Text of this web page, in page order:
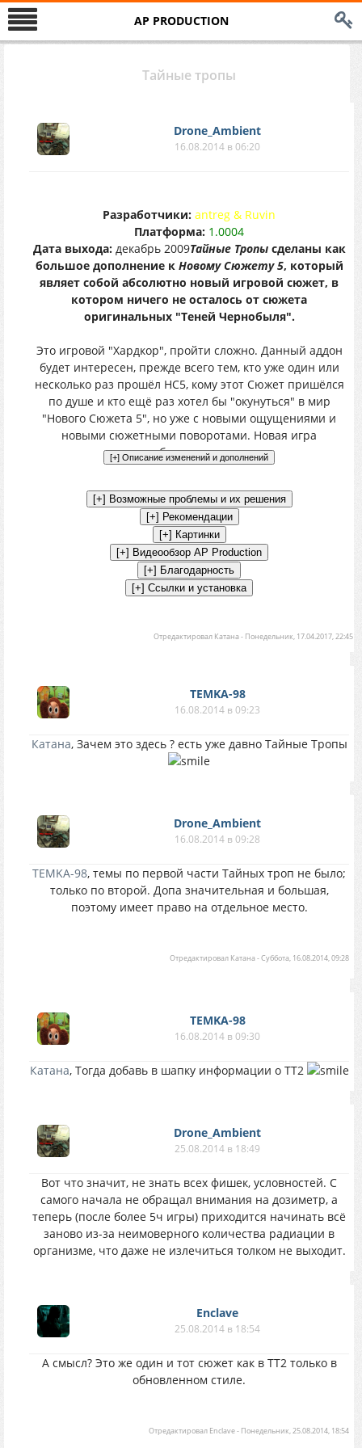
AP PRODUCTION
Тайные тропы
Drone_Ambient
16.08.2014 в 06:20
Разработчики: antreg & Ruvin
Платформа: 1.0004
Дата выхода:декабрь 2009Тайные Тропысделаны как
большое дополнение кНовому Сюжету 5, который
являет собой абсолютно новый игровой сюжет, в
котором ничего не осталось от сюжета
оригинальных "Теней Чернобыля".
Это игровой "Хардкор", пройти сложно. Данный аддон
будет интересен, прежде всего тем, кто уже один или
несколько раз прошёл НС5, кому этот Сюжет пришёлся
по душе и кто ещё раз хотел бы "окунуться" в мир
"Нового Сюжета 5", но уже с новыми ощущениями и
новыми сюжетными поворотами. Новая игра
обязательна.
Отредактировал Катана- Понедельник, 17.04.2017, 22:45
TEMKA-98
16.08.2014 в 09:23
Катана, Зачем это здесь ? есть уже давно Тайные Тропы
Drone_Ambient
16.08.2014 в 09:28
TEMKA-98, темы по первой части Тайных троп не было;
только по второй. Допа значительная и большая,
поэтому имеет право на отдельное место.
Отредактировал Катана-Суббота, 16.08.2014, 09:28
TEMKA-98
16.08.2014 в 09:30
Катана, Тогда добавь в шапку информации о ТТ2
Drone_Ambient
25.08.2014 в 18:49
Вот что значит, не знать всех фишек, условностей. С
самого начала не обращал внимания на дозиметр, а
теперь (после более 5ч игры) приходится начинать всё
заново из-за неимоверного количества радиации в
организме, что даже не излечиться толком не выходит.
Enclave
25.08.2014 в 18:54
А смысл? Это же один и тот сюжет как в ТТ2 только в
обновленном стиле.
Отредактировал Enclave- Понедельник, 25.08.2014, 18:54